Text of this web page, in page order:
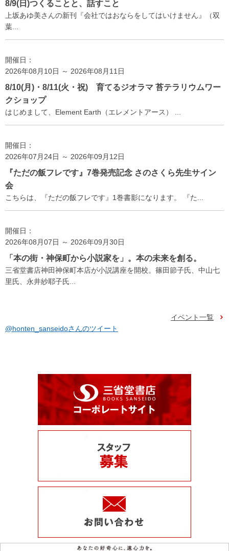
8/9(日)つくることと、話すこと
上坂あゆ美さんの新刊『会社ではおならをしてはいけません』（双
葉...
開催日：
2026年08月10日 ～ 2026年08月11日
8/10(月)・8/11(火・祝) 育てるジオラマ 苔テラリウムワー
クショップ
はじめまして、Element Earth（エレメントアース） ...
開催日：
2026年07月24日 ～ 2026年09月12日
『ただの飯フレです』7巻発売記念 さのさくら先生サイン
会
こちらは、『ただの飯フレです』1巻書影になります。 『た...
開催日：
2026年08月07日 ～ 2026年09月30日
「本の街・神保町から小説家を」。本の未来を創る。
三省堂書店神田神保町本店が小説講座を開校。篠田節子氏、中山七
里氏、永井紗耶子氏...
イベント一覧
@honten_sanseidoさんのツイート